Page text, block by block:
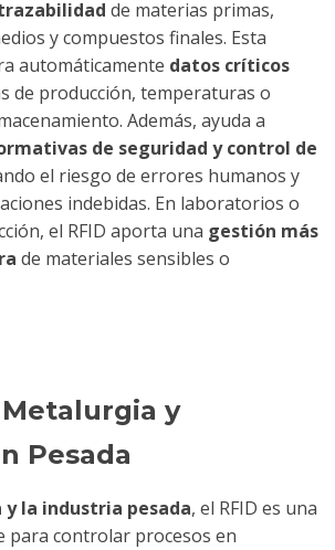
de materias primas,
y compuestos finales. Esta
automáticamente datos críticos
de producción, temperaturas o
Además, ayuda a
de seguridad y control de
el riesgo de errores humanos y
indebidas. En laboratorios o
el RFID aporta una gestión más
de materiales sensibles o
Metalurgia y
Pesada
la industria pesada, el RFID es una
para controlar procesos en